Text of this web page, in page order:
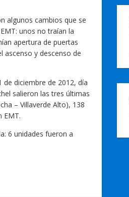
algunos cambios que se
unos no traían la
apertura de puertas
ascenso y descenso de
de diciembre de 2012, día
salieron las tres últimas
– Villaverde Alto), 138
EMT.
6 unidades fueron a